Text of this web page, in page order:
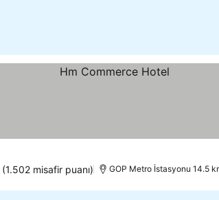
(1.502 misafir puanı) GOP Metro İstasyonu 14.5